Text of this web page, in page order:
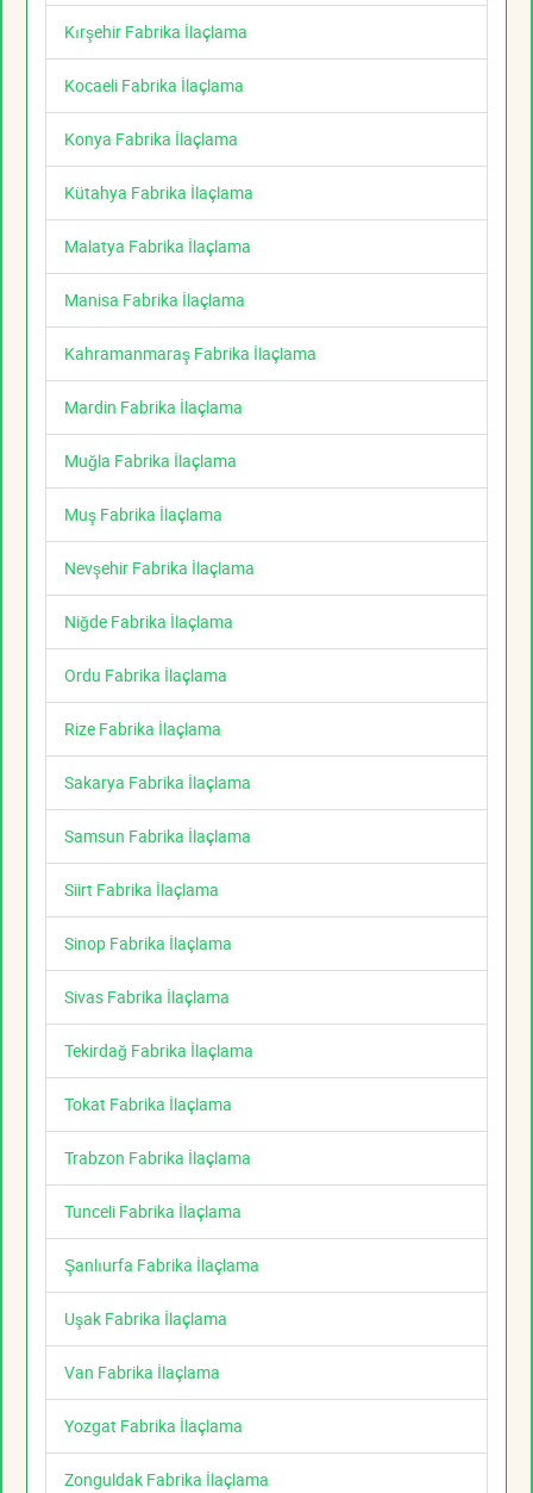
Kırşehir Fabrika İlaçlama
Kocaeli Fabrika İlaçlama
Konya Fabrika İlaçlama
Kütahya Fabrika İlaçlama
Malatya Fabrika İlaçlama
Manisa Fabrika İlaçlama
Kahramanmaraş Fabrika İlaçlama
Mardin Fabrika İlaçlama
Muğla Fabrika İlaçlama
Muş Fabrika İlaçlama
Nevşehir Fabrika İlaçlama
Niğde Fabrika İlaçlama
Ordu Fabrika İlaçlama
Rize Fabrika İlaçlama
Sakarya Fabrika İlaçlama
Samsun Fabrika İlaçlama
Siirt Fabrika İlaçlama
Sinop Fabrika İlaçlama
Sivas Fabrika İlaçlama
Tekirdağ Fabrika İlaçlama
Tokat Fabrika İlaçlama
Trabzon Fabrika İlaçlama
Tunceli Fabrika İlaçlama
Şanlıurfa Fabrika İlaçlama
Uşak Fabrika İlaçlama
Van Fabrika İlaçlama
Yozgat Fabrika İlaçlama
Zonguldak Fabrika İlaçlama